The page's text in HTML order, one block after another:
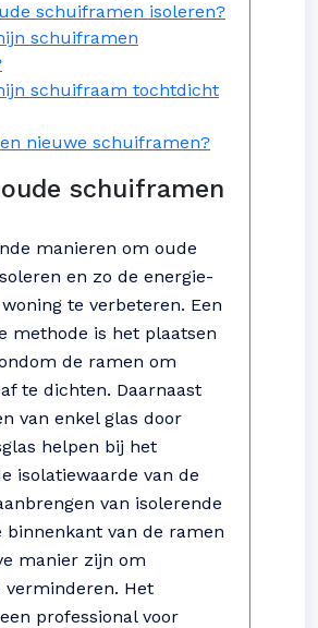
schuiframen isoleren?
schuiframen
schuifraam tochtdicht
nieuwe schuiframen?
schuiframen
manieren om oude
en zo de energie-
te verbeteren. Een
methode is het plaatsen
de ramen om
te dichten. Daarnaast
van enkel glas door
helpen bij het
isolatiewaarde van de
van isolerende
binnenkant van de ramen
manier zijn om
Het
professional voor